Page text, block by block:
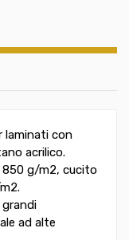
laminati con
acrilico.
g/m2, cucito
ad alte